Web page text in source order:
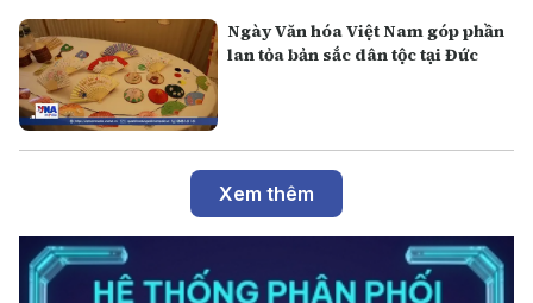
Ngày Văn hóa Việt Nam góp phần
lan tỏa bản sắc dân tộc tại Đức
Xem thêm